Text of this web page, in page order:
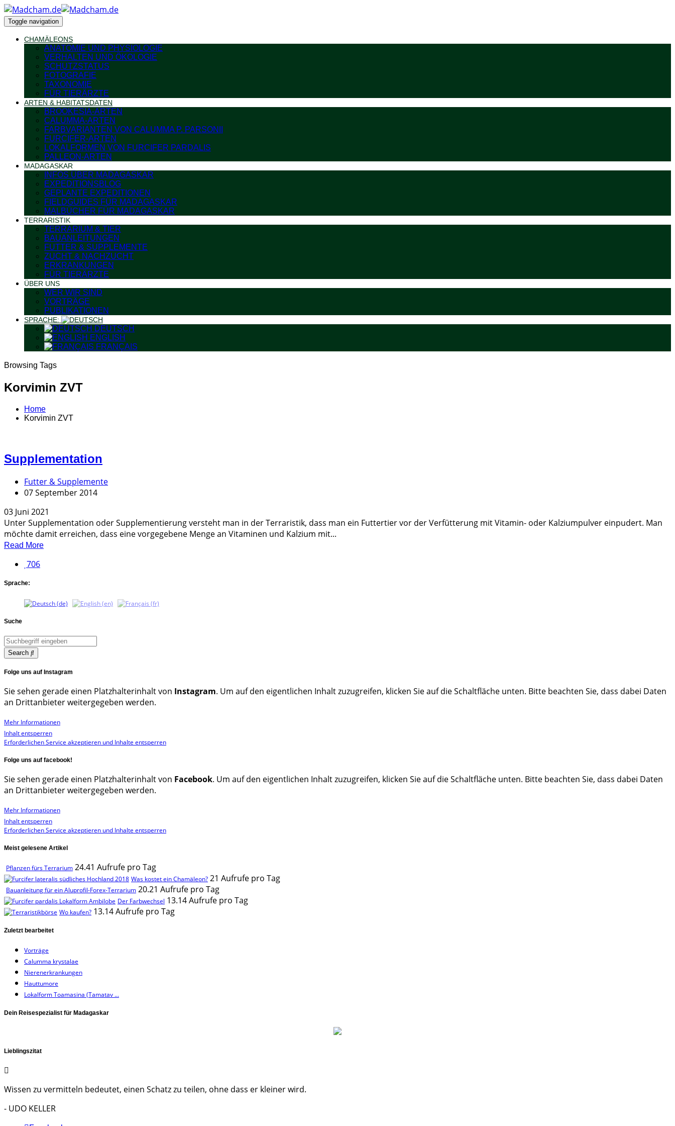
Toggle navigation
CHAMÄLEONS
ANATOMIE UND PHYSIOLOGIE
VERHALTEN UND ÖKOLOGIE
SCHUTZSTATUS
FOTOGRAFIE
TAXONOMIE
FÜR TIERÄRZTE
ARTEN & HABITATSDATEN
BROOKESIA-ARTEN
CALUMMA-ARTEN
FARBVARIANTEN VON CALUMMA P. PARSONII
FURCIFER-ARTEN
LOKALFORMEN VON FURCIFER PARDALIS
PALLEON-ARTEN
MADAGASKAR
INFOS ÜBER MADAGASKAR
EXPEDITIONSBLOG
GEPLANTE EXPEDITIONEN
FIELDGUIDES FÜR MADAGASKAR
MALBÜCHER FÜR MADAGASKAR
TERRARISTIK
TERRARIUM & TIER
BAUANLEITUNGEN
FUTTER & SUPPLEMENTE
ZUCHT & NACHZUCHT
ERKRANKUNGEN
FÜR TIERÄRZTE
ÜBER UNS
WER WIR SIND
VORTRÄGE
PUBLIKATIONEN
SPRACHE:
DEUTSCH
ENGLISH
FRANÇAIS
Browsing Tags
Korvimin ZVT
Home
Korvimin ZVT
Supplementation
Futter & Supplemente
07 September 2014
03 Juni 2021
Unter Supplementation oder Supplementierung versteht man in der Terraristik, dass man ein Futtertier vor der Verfütterung mit Vitamin- oder Kalziumpulver einpudert. Man
möchte damit erreichen, dass eine vorgegebene Menge an Vitaminen und Kalzium mit...
Read More
706
Sprache:
Suche
Search
Folge uns auf Instagram
Sie sehen gerade einen Platzhalterinhalt von Instagram. Um auf den eigentlichen Inhalt zuzugreifen, klicken Sie auf die Schaltfläche unten. Bitte beachten Sie, dass dabei Daten
an Drittanbieter weitergegeben werden.
Mehr Informationen
Inhalt entsperren
Erforderlichen Service akzeptieren und Inhalte entsperren
Folge uns auf facebook!
Sie sehen gerade einen Platzhalterinhalt von Facebook. Um auf den eigentlichen Inhalt zuzugreifen, klicken Sie auf die Schaltfläche unten. Bitte beachten Sie, dass dabei Daten
an Drittanbieter weitergegeben werden.
Mehr Informationen
Inhalt entsperren
Erforderlichen Service akzeptieren und Inhalte entsperren
Meist gelesene Artikel
Pflanzen fürs Terrarium 24.41 Aufrufe pro Tag
Was kostet ein Chamäleon? 21 Aufrufe pro Tag
Bauanleitung für ein Aluprofil-Forex-Terrarium 20.21 Aufrufe pro Tag
Der Farbwechsel 13.14 Aufrufe pro Tag
Wo kaufen? 13.14 Aufrufe pro Tag
Zuletzt bearbeitet
Vorträge
Calumma krystalae
Nierenerkrankungen
Hauttumore
Lokalform Toamasina (Tamatav ...
Dein Reisespezialist für Madagaskar
Lieblingszitat
Wissen zu vermitteln bedeutet, einen Schatz zu teilen, ohne dass er kleiner wird.
- UDO KELLER